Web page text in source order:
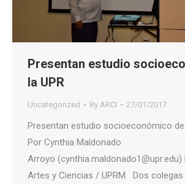
Presentan estudio
la UPR
Uncategorized By ARCI 27/01/2017
Presentan estudio socioeconómico de
Por Cynthia Maldonado
Arroyo (cynthia.maldonado1@upr.edu)
Artes y Ciencias / UPRM Dos colegas